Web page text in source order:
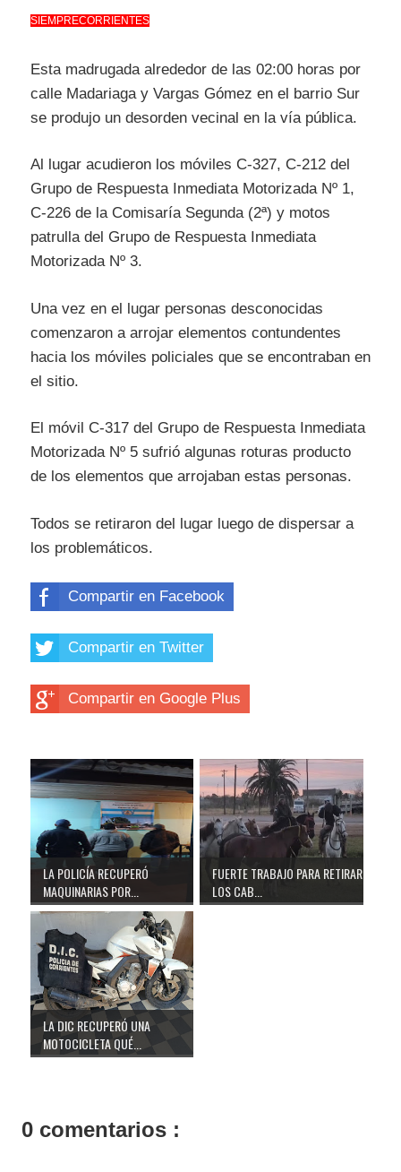
SIEMPRECORRIENTES
Esta madrugada alrededor de las 02:00 horas por
calle Madariaga y Vargas Gómez en el barrio Sur
se produjo un desorden vecinal en la vía pública.
Al lugar acudieron los móviles C-327, C-212 del
Grupo de Respuesta Inmediata Motorizada Nº 1,
C-226 de la Comisaría Segunda (2ª) y motos
patrulla del Grupo de Respuesta Inmediata
Motorizada Nº 3.
Una vez en el lugar personas desconocidas
comenzaron a arrojar elementos contundentes
hacia los móviles policiales que se encontraban en
el sitio.
El móvil C-317 del Grupo de Respuesta Inmediata
Motorizada Nº 5 sufrió algunas roturas producto
de los elementos que arrojaban estas personas.
Todos se retiraron del lugar luego de dispersar a
los problemáticos.
Compartir en Facebook
Compartir en Twitter
Compartir en Google Plus
LA POLICÍA RECUPERÓ
MAQUINARIAS POR...
FUERTE TRABAJO PARA RETIRAR
LOS CAB...
LA DIC RECUPERÓ UNA
MOTOCICLETA QUÉ...
0 comentarios :